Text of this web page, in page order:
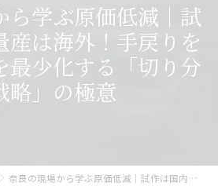
ら学ぶ原価低減｜試
産は海外！手戻りを
最少化する「切り分
略」の極意
奈良の現場から学ぶ原価低減｜試作は国内・量産は海外！手戻りを防ぎコストを最少化する「切り分け戦略」の極意